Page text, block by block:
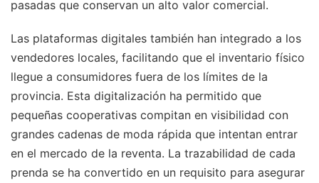
pasadas que conservan un alto valor comercial.
Las plataformas digitales también han integrado a los
vendedores locales, facilitando que el inventario físico
llegue a consumidores fuera de los límites de la
provincia. Esta digitalización ha permitido que
pequeñas cooperativas compitan en visibilidad con
grandes cadenas de moda rápida que intentan entrar
en el mercado de la reventa. La trazabilidad de cada
prenda se ha convertido en un requisito para asegurar